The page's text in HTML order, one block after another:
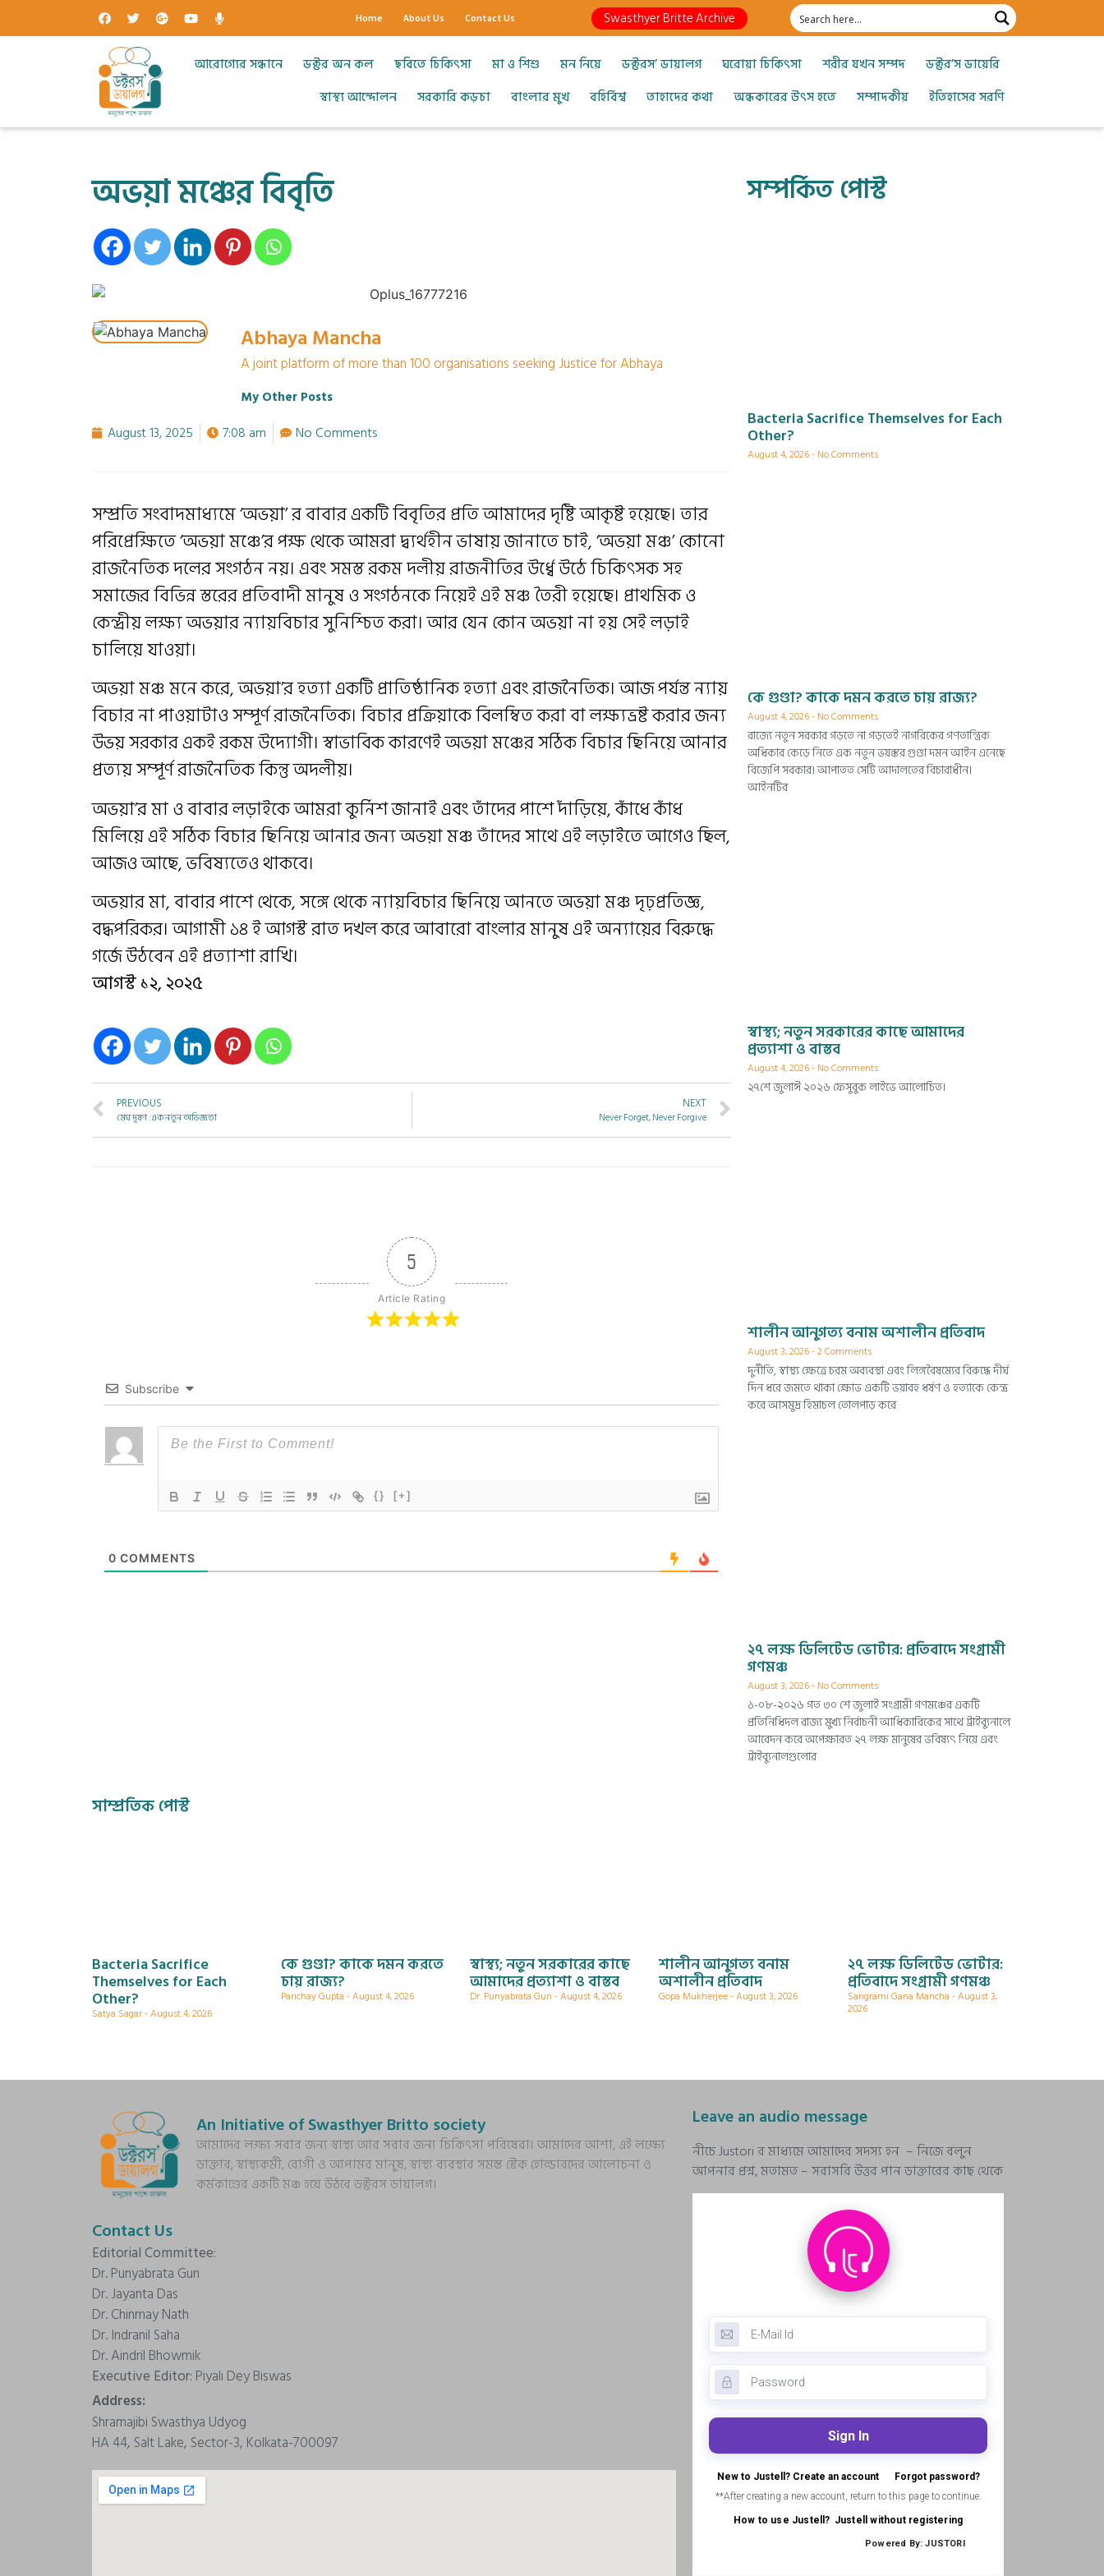
Home About Us Contact Us Swasthyer Britte Archive
আরোগ্যের সন্ধানে ডক্টর অন কল ছবিতে চিকিৎসা মা ও শিশু মন নিয়ে ডক্টরস’ ডায়ালগ ঘরোয়া চিকিৎসা শরীর যখন সম্পদ
ডক্টর’স ডায়েরি
স্বাস্থ্য আন্দোলন
সরকারি কড়চা বাংলার মুখ বহির্বিশ্ব তাহাদের কথা অন্ধকারের উৎস হতে সম্পাদকীয় ইতিহাসের সরণি
অভয়া মঞ্চের বিবৃতি
Abhaya Mancha
A joint platform of more than 100 organisations seeking Justice for Abhaya
My Other Posts
August 13, 2025 7:08 am No Comments
সম্প্রতি সংবাদমাধ্যমে ‘অভয়া’ র বাবার একটি বিবৃতির প্রতি আমাদের দৃষ্টি আকৃষ্ট হয়েছে। তার
পরিপ্রেক্ষিতে ‘অভয়া মঞ্চে’র পক্ষ থেকে আমরা দ্ব্যর্থহীন ভাষায় জানাতে চাই, ‘অভয়া মঞ্চ’ কোনো
রাজনৈতিক দলের সংগঠন নয়। এবং সমস্ত রকম দলীয় রাজনীতির উর্ধ্বে উঠে চিকিৎসক সহ
সমাজের বিভিন্ন স্তরের প্রতিবাদী মানুষ ও সংগঠনকে নিয়েই এই মঞ্চ তৈরী হয়েছে। প্রাথমিক ও
কেন্দ্রীয় লক্ষ্য অভয়ার ন্যায়বিচার সুনিশ্চিত করা। আর যেন কোন অভয়া না হয় সেই লড়াই
চালিয়ে যাওয়া।
অভয়া মঞ্চ মনে করে, অভয়া’র হত্যা একটি প্রাতিষ্ঠানিক হত্যা এবং রাজনৈতিক। আজ পর্যন্ত ন্যায়
বিচার না পাওয়াটাও সম্পূর্ণ রাজনৈতিক। বিচার প্রক্রিয়াকে বিলম্বিত করা বা লক্ষ্যভ্রষ্ট করার জন্য
উভয় সরকার একই রকম উদ্যোগী। স্বাভাবিক কারণেই অভয়া মঞ্চের সঠিক বিচার ছিনিয়ে আনার
প্রত্যয় সম্পূর্ণ রাজনৈতিক কিন্তু অদলীয়।
অভয়া’র মা ও বাবার লড়াইকে আমরা কুর্নিশ জানাই এবং তাঁদের পাশে দাঁড়িয়ে, কাঁধে কাঁধ
মিলিয়ে এই সঠিক বিচার ছিনিয়ে আনার জন্য অভয়া মঞ্চ তাঁদের সাথে এই লড়াইতে আগেও ছিল,
আজও আছে, ভবিষ্যতেও থাকবে।
অভয়ার মা, বাবার পাশে থেকে, সঙ্গে থেকে ন্যায়বিচার ছিনিয়ে আনতে অভয়া মঞ্চ দৃঢ়প্রতিজ্ঞ,
বদ্ধপরিকর। আগামী ১৪ ই আগস্ট রাত দখল করে আবারো বাংলার মানুষ এই অন্যায়ের বিরুদ্ধে
গর্জে উঠবেন এই প্রত্যাশা রাখি।
আগস্ট ১২, ২০২৫
PREVIOUS
মেঘ দূষণ : এক নতুন অভিজ্ঞতা
NEXT
Never Forget, Never Forgive
5
Article Rating
Subscribe
{} [+]
0 COMMENTS
সম্পর্কিত পোস্ট
Bacteria Sacrifice Themselves for Each
Other?
August 4, 2026 No Comments
কে গুণ্ডা? কাকে দমন করতে চায় রাজ্য?
August 4, 2026 No Comments
রাজ্যে নতুন সরকার গড়তে না গড়তেই নাগরিকের গণতান্ত্রিক
অধিকার কেড়ে নিতে এক নতুন ভয়ঙ্কর গুণ্ডা দমন আইন এনেছে
বিজেপি সরকার। আপাতত সেটি আদালতের বিচারাধীন।
আইনটির
স্বাস্থ্য; নতুন সরকারের কাছে আমাদের
প্রত্যাশা ও বাস্তব
August 4, 2026 No Comments
২৭শে জুলাঈ ২০২৬ ফেসুবুক লাইভে আলোচিত।
শালীন আনুগত্য বনাম অশালীন প্রতিবাদ
August 3, 2026 2 Comments
দুর্নীতি, স্বাস্থ্য ক্ষেত্রে চরম অব্যবস্থা এবং লিঙ্গবৈষম্যের বিরুদ্ধে দীর্ঘ
দিন ধরে জমতে থাকা ক্ষোভ একটি ভয়াবহ ধর্ষণ ও হত্যাকে কেন্দ্র
করে আসমুদ্র হিমাচল তোলপাড় করে
২৭ লক্ষ ডিলিটেড ভোটার: প্রতিবাদে সংগ্রামী
গণমঞ্চ
August 3, 2026 No Comments
১-০৮-২০২৬ গত ৩০ শে জুলাই সংগ্রামী গণমঞ্চের একটি
প্রতিনিধিদল রাজ্য মুখ্য নির্বাচনী আধিকারিকের সাথে ট্রাইব্যুনালে
আবেদন করে অপেক্ষারত ২৭ লক্ষ মানুষের ভবিষ্যৎ নিয়ে এবং
ট্রাইব্যুনালগুলোর
সাম্প্রতিক পোস্ট
Bacteria Sacrifice
Themselves for Each
Other?
Satya Sagar August 4, 2026
কে গুণ্ডা? কাকে দমন করতে
চায় রাজ্য?
Parichay Gupta August 4, 2026
স্বাস্থ্য; নতুন সরকারের কাছে
আমাদের প্রত্যাশা ও বাস্তব
Dr. Punyabrata Gun August 4, 2026
শালীন আনুগত্য বনাম
অশালীন প্রতিবাদ
Gopa Mukherjee August 3, 2026
২৭ লক্ষ ডিলিটেড ভোটার:
প্রতিবাদে সংগ্রামী গণমঞ্চ
Sangrami Gana Mancha August 3,
2026
An Initiative of Swasthyer Britto society
আমাদের লক্ষ্য সবার জন্য স্বাস্থ্য আর সবার জন্য চিকিৎসা পরিষেবা। আমাদের আশা, এই লক্ষ্যে
ডাক্তার, স্বাস্থ্যকর্মী, রোগী ও আপামর মানুষ, স্বাস্থ্য ব্যবস্থার সমস্ত স্টেক হোল্ডারদের আলোচনা ও
কর্মকাণ্ডের একটি মঞ্চ হয়ে উঠবে ডক্টরস ডায়ালগ।
Contact Us
Editorial Committee:
Dr. Punyabrata Gun
Dr. Jayanta Das
Dr. Chinmay Nath
Dr. Indranil Saha
Dr. Aindril Bhowmik
Executive Editor: Piyali Dey Biswas
Address:
Shramajibi Swasthya Udyog
HA 44, Salt Lake, Sector-3, Kolkata-700097
Leave an audio message
নীচে Justori র মাধ্যমে আমাদের সদস্য হন – নিজে বলুন
আপনার প্রশ্ন, মতামত – সরাসরি উত্তর পান ডাক্তারের কাছ থেকে